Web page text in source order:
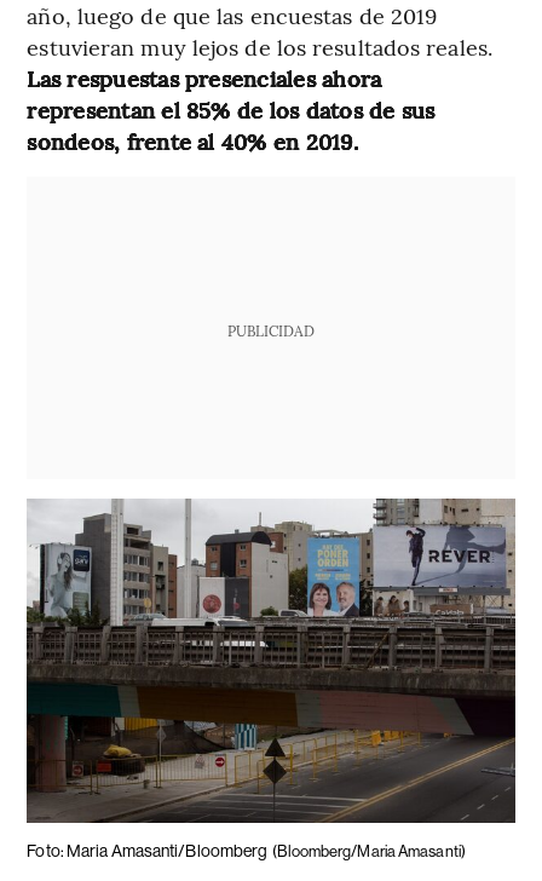
año, luego de que las encuestas de 2019
estuvieran muy lejos de los resultados reales.
Las respuestas presenciales ahora
representan el 85% de los datos de sus
sondeos, frente al 40% en 2019.
PUBLICIDAD
Foto: Maria Amasanti/Bloomberg (Bloomberg/Maria Amasanti)